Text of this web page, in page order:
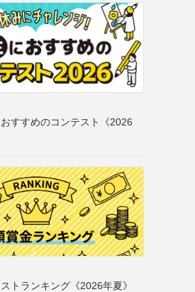
すすめのコンテスト《2026
トランキング《2026年夏》